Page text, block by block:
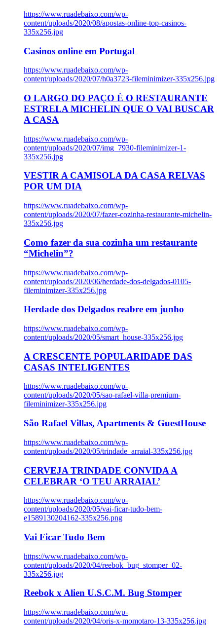
https://www.ruadebaixo.com/wp-
content/uploads/2020/08/apostas-online-top-casinos-
335x256.jpg
Casinos online em Portugal
https://www.ruadebaixo.com/wp-
content/uploads/2020/07/h0a3723-fileminimizer-335x256.jpg
O LARGO DO PAÇO É O RESTAURANTE
ESTRELA MICHELIN QUE O VAI BUSCAR
A CASA
https://www.ruadebaixo.com/wp-
content/uploads/2020/07/img_7930-fileminimizer-1-
335x256.jpg
VESTIR A CAMISOLA DA CASA RELVAS
POR UM DIA
https://www.ruadebaixo.com/wp-
content/uploads/2020/07/fazer-cozinha-restaurante-michelin-
335x256.jpg
Como fazer da sua cozinha um restaurante
“Michelin”?
https://www.ruadebaixo.com/wp-
content/uploads/2020/06/herdade-dos-delgados-0105-
fileminimizer-335x256.jpg
Herdade dos Delgados reabre em junho
https://www.ruadebaixo.com/wp-
content/uploads/2020/05/smart_house-335x256.jpg
A CRESCENTE POPULARIDADE DAS
CASAS INTELIGENTES
https://www.ruadebaixo.com/wp-
content/uploads/2020/05/sao-rafael-villa-premium-
fileminimizer-335x256.jpg
São Rafael Villas, Apartments & GuestHouse
https://www.ruadebaixo.com/wp-
content/uploads/2020/05/trindade_arraial-335x256.jpg
CERVEJA TRINDADE CONVIDA A
CELEBRAR ‘O TEU ARRAIAL’
https://www.ruadebaixo.com/wp-
content/uploads/2020/05/vai-ficar-tudo-bem-
e1589130204162-335x256.png
Vai Ficar Tudo Bem
https://www.ruadebaixo.com/wp-
content/uploads/2020/04/reebok_bug_stomper_02-
335x256.jpg
Reebok x Alien U.S.C.M. Bug Stomper
https://www.ruadebaixo.com/wp-
content/uploads/2020/04/oris-x-momotaro-13-335x256.jpg